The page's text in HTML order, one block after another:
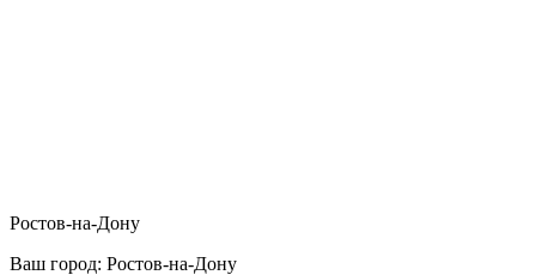
Ростов-на-Дону
Ваш город: Ростов-на-Дону